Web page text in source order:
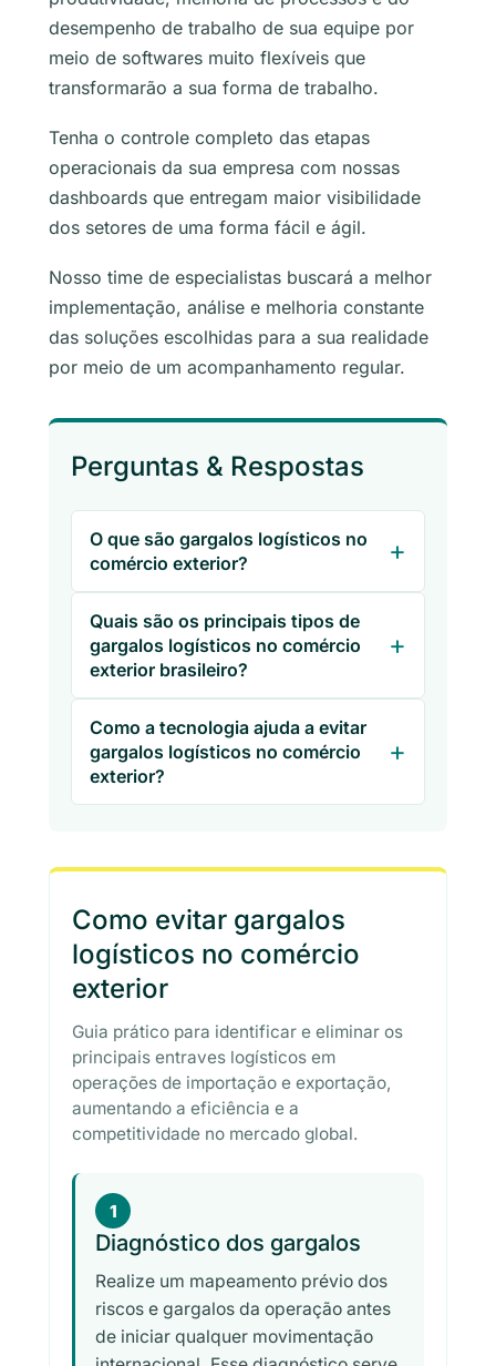
desempenho de trabalho de sua equipe por
meio de softwares muito flexíveis que
transformarão a sua forma de trabalho.
Tenha o controle completo das etapas
operacionais da sua empresa com nossas
dashboards que entregam maior visibilidade
dos setores de uma forma fácil e ágil.
Nosso time de especialistas buscará a melhor
implementação, análise e melhoria constante
das soluções escolhidas para a sua realidade
por meio de um acompanhamento regular.
Perguntas & Respostas
O que são gargalos logísticos no
comércio exterior?
Quais são os principais tipos de
gargalos logísticos no comércio
exterior brasileiro?
Como a tecnologia ajuda a evitar
gargalos logísticos no comércio
exterior?
Como evitar gargalos
logísticos no comércio
exterior
Guia prático para identificar e eliminar os
principais entraves logísticos em
operações de importação e exportação,
aumentando a eficiência e a
competitividade no mercado global.
1
Diagnóstico dos gargalos
Realize um mapeamento prévio dos
riscos e gargalos da operação antes
de iniciar qualquer movimentação